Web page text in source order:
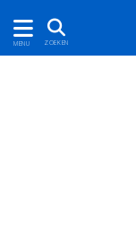
MENU ZOEKEN